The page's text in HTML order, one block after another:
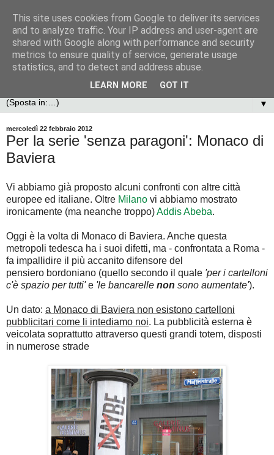
▼
mercoledì 22 febbraio 2012
Per la serie 'senza paragoni': Monaco di
Baviera
Vi abbiamo già proposto alcuni confronti con altre città
europee ed italiane. Oltre Milano vi abbiamo mostrato
ironicamente (ma neanche troppo)Addis Abeba.
Oggi è la volta di Monaco di Baviera. Anche questa
metropoli tedesca ha i suoi difetti, ma - confrontata a Roma -
fa impallidire il più accanito difensore del
pensiero bordoniano (quello secondo il quale 'per i cartelloni
c'è spazio per tutti'e 'le bancarelle non sono aumentate').
Un dato: a Monaco di Baviera non esistono cartelloni
pubblicitari come li intediamo noi. La pubblicità esterna è
veicolata soprattutto attraverso questi grandi totem, disposti
in numerose strade
This site uses cookies from Google to deliver its services
and to analyze traffic. Your IP address and user-agent are
shared with Google along with performance and security
metrics to ensure quality of service, generate usage
statistics, and to detect and address abuse.
LEARN MORE GOT IT